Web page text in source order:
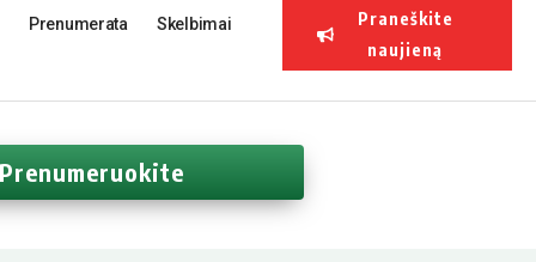
Prenumerata Skelbimai
Praneškite
naujieną
Prenumeruokite